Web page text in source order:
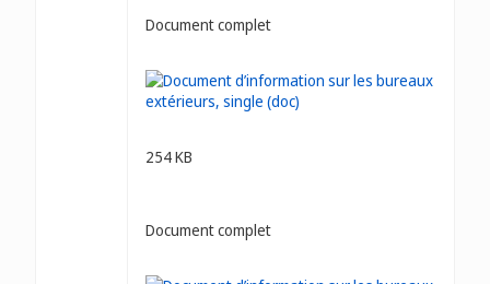
Document complet
254 KB
Document complet